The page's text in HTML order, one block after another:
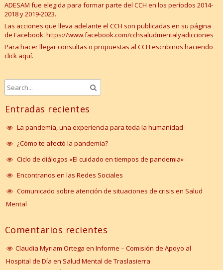
ADESAM fue elegida para formar parte del CCH en los períodos 2014-
2018 y2019-2023.
Las acciones que lleva adelante el CCH son publicadas en su página
de Facebook: https://www.facebook.com/cchsaludmentalyadicciones
Para hacer llegar consultas o propuestas al CCH escribinos haciendo
click aquí.
Entradas recientes
La pandemia, una experiencia para toda la humanidad
¿Cómo te afectó la pandemia?
Ciclo de diálogos «El cuidado en tiempos de pandemia»
Encontranos en las Redes Sociales
Comunicado sobre atención de situaciones de crisis en Salud
Mental
Comentarios recientes
Claudia Myriam Ortega en Informe – Comisión de Apoyo al
Hospital de Día en Salud Mental de Traslasierra